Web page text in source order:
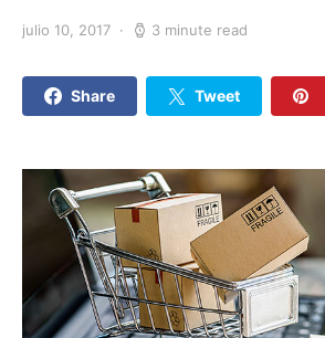
julio 10, 2017 3 minute read
Share Tweet